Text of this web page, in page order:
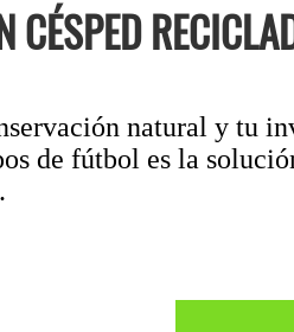
CÉSPED
natural y tu
de fútbol es la